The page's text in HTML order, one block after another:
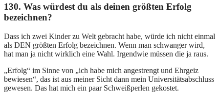
130. Was würdest du als deinen größten Erfolg
bezeichnen?
Dass ich zwei Kinder zu Welt gebracht habe, würde ich nicht einmal
als DEN größten Erfolg bezeichnen. Wenn man schwanger wird,
hat man ja nicht wirklich eine Wahl. Irgendwie müssen die ja raus.
„Erfolg“ im Sinne von „ich habe mich angestrengt und Ehrgeiz
bewiesen“, das ist aus meiner Sicht dann mein Universitätsabschluss
gewesen. Das hat mich ein paar Schweißperlen gekostet.